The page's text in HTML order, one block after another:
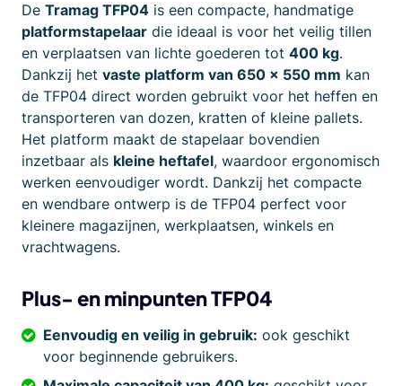
De Tramag TFP04 is een compacte, handmatige
platformstapelaar die ideaal is voor het veilig tillen
en verplaatsen van lichte goederen tot 400 kg.
Dankzij het vaste platform van 650 x 550 mm kan
de TFP04 direct worden gebruikt voor het heffen en
transporteren van dozen, kratten of kleine pallets.
Het platform maakt de stapelaar bovendien
inzetbaar als kleine heftafel, waardoor ergonomisch
werken eenvoudiger wordt. Dankzij het compacte
en wendbare ontwerp is de TFP04 perfect voor
kleinere magazijnen, werkplaatsen, winkels en
vrachtwagens.
Plus- en minpuntenTFP04
Eenvoudig en veilig in gebruik: ook geschikt
voor beginnende gebruikers.